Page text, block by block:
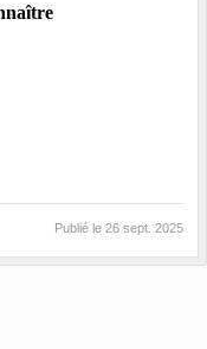
Publié le 26 sept. 2025